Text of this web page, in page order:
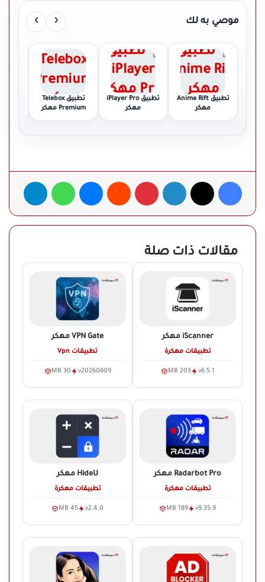
موصي به لك ‹
›
تطبيق Anime Rift
مهكر
تطبيق iPlayer Pro
مهكر
تطبيق Telebox
Premium مهكر
فيسبوك لينكدإن بينتيريست ماسنجر واتساب تيلقرام
مقالات ذات صلة
VPN Gate مهكر
تطبيقات Vpn
v20260809
30 MB
iScanner مهكر
تطبيقات مهكرة
v6.5.1
203 MB
HideU مهكر
تطبيقات مهكرة
v2.4.0
45 MB
Radarbot Pro مهكر
تطبيقات مهكرة
v9.35.9
189 MB